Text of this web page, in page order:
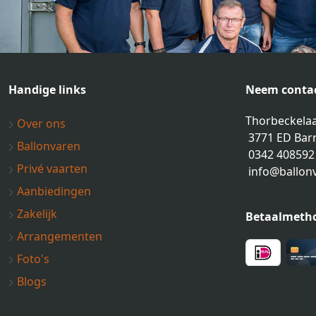
Handige links
Over ons
Ballonvaren
Privé vaarten
Aanbiedingen
Zakelijk
Arrangementen
Foto's
Blogs
Neem
3771 ED
0342 408592